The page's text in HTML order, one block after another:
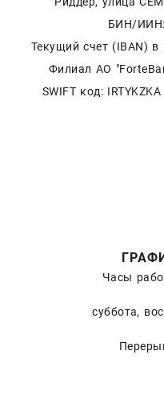
БИН/ИИН:
Текущий счет (IBAN) в
Филиал АО
SWIFT код:
Часы
суббота,